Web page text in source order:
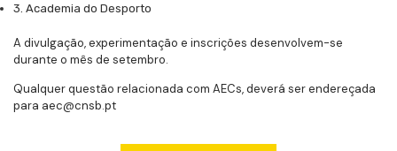
3. Academia do Desporto
A divulgação, experimentação e inscrições desenvolvem-se
durante o mês de setembro.
Qualquer questão relacionada com AECs, deverá ser endereçada
para aec@cnsb.pt